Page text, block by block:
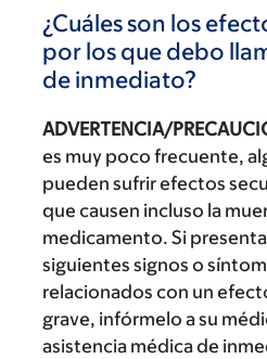
¿Cuáles son los
por los que debo
de inmediato?
ADVERTENCIA/
es muy poco frecuente,
pueden sufrir efectos
que causen incluso la
medicamento. Si
siguientes signos o
relacionados con un
grave, infórmelo a su
asistencia médica de